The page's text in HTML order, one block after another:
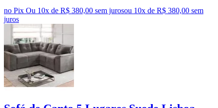
no Pix Ou 10x de R$ 380,00 sem jurosou 10x de R$ 380,00 sem
juros